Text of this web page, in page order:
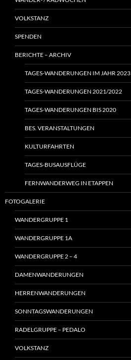
VOLKSTANZ
SPENDEN
BERICHTE – ARCHIV
TAGES-WANDERUNGEN IM JAHR 2023
TAGES-WANDERUNGEN 2021/2022
TAGES-WANDERUNGEN BIS 2020
BES. VERANSTALTUNGEN
KULTURFAHRTEN
TAGES-BUSAUSFLÜGE
FERNWANDERWEG IN ETAPPEN
FOTOGALERIE
WANDERGRUPPE 1
WANDERGRUPPE 1A
WANDERGRUPPE 2 – 4
DAMENWANDERUNGEN
HERRENWANDERUNGEN
SONNTAGSWANDERUNGEN
RADELGRUPPE – PEDALO
VOLKSTANZ